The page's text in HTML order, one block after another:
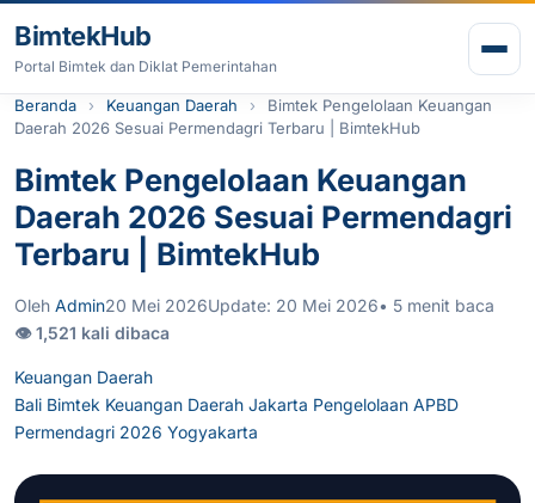
BimtekHub
Portal Bimtek dan Diklat Pemerintahan
Beranda Keuangan Daerah
Bimtek Pengelolaan Keuangan
Daerah 2026 Sesuai Permendagri Terbaru | BimtekHub
Bimtek Pengelolaan Keuangan
Daerah 2026 Sesuai Permendagri
Terbaru | BimtekHub
Oleh Admin20 Mei 2026Update: 20 Mei 2026• 5 menit baca
👁 1,521 kali dibaca
Keuangan Daerah
Bali Bimtek Keuangan Daerah Jakarta Pengelolaan APBD
Permendagri 2026 Yogyakarta